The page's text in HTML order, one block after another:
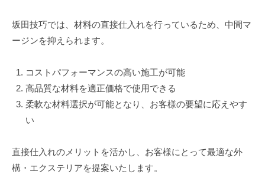
坂田技巧では、材料の直接仕入れを行っているため、中間マ
ージンを抑えられます。
コストパフォーマンスの高い施工が可能
高品質な材料を適正価格で使用できる
柔軟な材料選択が可能となり、お客様の要望に応えやす
い
直接仕入れのメリットを活かし、お客様にとって最適な外
構・エクステリアを提案いたします。